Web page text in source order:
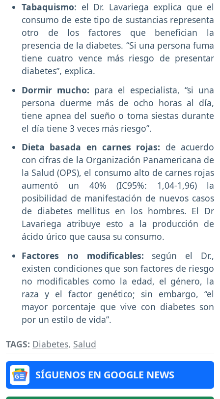
Tabaquismo: el Dr. Lavariega explica que el
consumo de este tipo de sustancias representa
otro de los factores que benefician la
presencia de la diabetes. “Si una persona fuma
tiene cuatro vence más riesgo de presentar
diabetes”, explica.
Dormir mucho: para el especialista, “si una
persona duerme más de ocho horas al día,
tiene apnea del sueño o toma siestas durante
el día tiene 3 veces más riesgo”.
Dieta basada en carnes rojas: de acuerdo
con cifras de la Organización Panamericana de
la Salud (OPS), el consumo alto de carnes rojas
aumentó un 40% (IC95%: 1,04-1,96) la
posibilidad de manifestación de nuevos casos
de diabetes mellitus en los hombres. El Dr
Lavariega atribuye esto a la producción de
ácido úrico que causa su consumo.
Factores no modificables: según el Dr.,
existen condiciones que son factores de riesgo
no modificables como la edad, el género, la
raza y el factor genético; sin embargo, “el
mayor porcentaje que vive con diabetes son
por un estilo de vida”.
TAGS: Diabetes, Salud
SÍGUENOS EN GOOGLE NEWS